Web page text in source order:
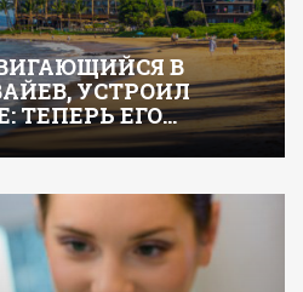
В
УСТРОИЛ
ТЕПЕРЬ ЕГО…